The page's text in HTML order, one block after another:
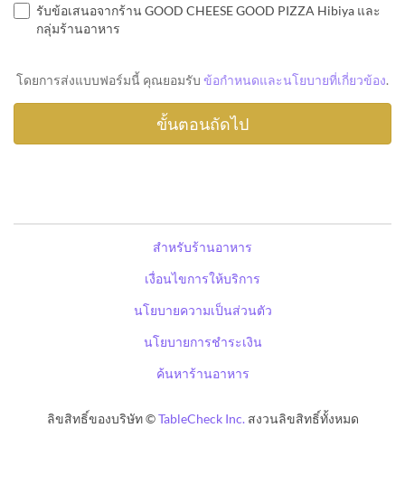
รับข้อเสนอจากร้าน GOOD CHEESE GOOD PIZZA Hibiya และ
กลุ่มร้านอาหาร
โดยการส่งแบบฟอร์มนี้ คุณยอมรับ ข้อกำหนดและนโยบายที่เกี่ยวข้อง.
สำหรับร้านอาหาร
เงื่อนไขการให้บริการ
นโยบายความเป็นส่วนตัว
นโยบายการชำระเงิน
ค้นหาร้านอาหาร
ลิขสิทธิ์ของบริษัท ©TableCheck Inc.สงวนลิขสิทธิ์ทั้งหมด